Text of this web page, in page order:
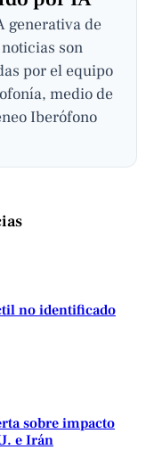
generativa de
son
por el equipo
medio de
Iberófono
no identificado
sobre impacto
e Irán